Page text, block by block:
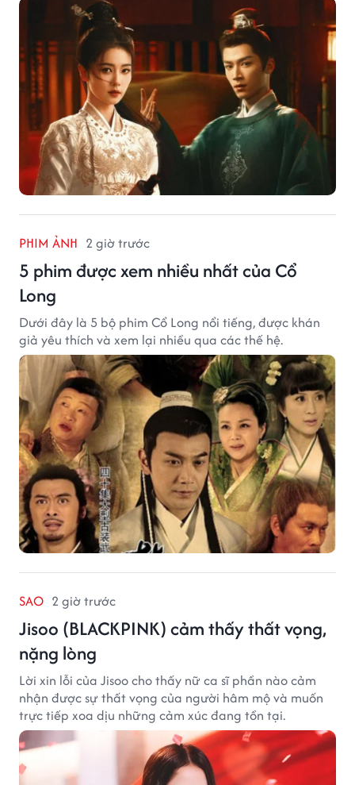
PHIM ẢNH 2 giờ trước
5 phim được xem nhiều nhất của Cổ
Long
Dưới đây là 5 bộ phim Cổ Long nổi tiếng, được khán
giả yêu thích và xem lại nhiều qua các thế hệ.
SAO 2 giờ trước
Jisoo (BLACKPINK) cảm thấy thất vọng,
nặng lòng
Lời xin lỗi của Jisoo cho thấy nữ ca sĩ phần nào cảm
nhận được sự thất vọng của người hâm mộ và muốn
trực tiếp xoa dịu những cảm xúc đang tồn tại.